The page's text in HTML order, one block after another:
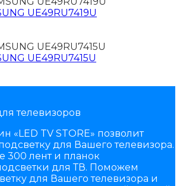
UЕ49RU7419U
UЕ49RU7415U
телевизоров
«LED TV STORE» позволит
для Вашего телевизора.
300 лент и планок
для ТВ. Поможем
для Вашего телевизора и